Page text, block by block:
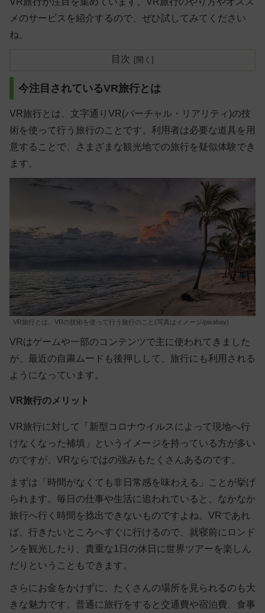
メのサービスを紹介するので、ぜひ試してみてください
ね。
目次
今注目されているVR旅行とは
VR旅行とは、文字通りVR(バーチャル・リアリティ)の技
術を使って行う旅行のことです。利用者は必要な道具を用
意することで、さまざまな観光地での旅行を疑似体験でき
ます。
VR旅行とは、VRの技術を使って行う旅行のこと(写真はイメージ/pixabay)
VRはゲームや一部のコンテンツで主に使われてきました
が、最近の自粛ムードも後押しして、旅行にも利用される
ようになっています。
VR旅行のメリット
VR旅行に対して「新型コロナウイルスによって現地へ行
けなくなった補填」というイメージを持っている方が多い
のですが、VRならではの強みもたくさんあるのです。
まずは 「時間がなくても非日常感を味わえる」
ことが挙げ
られます。毎日の仕事や生活に追われていると、なかなか
旅行へ行く時間を捻出できないものですよね。VRであれ
ば、行きたいところへすぐに行けるので、就寝前にロンド
ンを観光したり、貴重な1日の休日に世界ツアーを楽しん
だりということもできます。
さらに お金をかけずに、たくさんの場所を見られるのも大
きな魅力です。普通に旅行をすると交通費や宿泊費、食事